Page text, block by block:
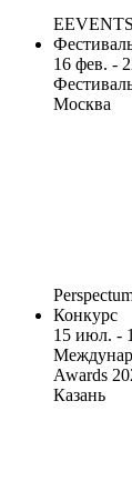
EEVENTS
16 фев. -
Москва
Конкурс
15 июл. -
Awards
Казань